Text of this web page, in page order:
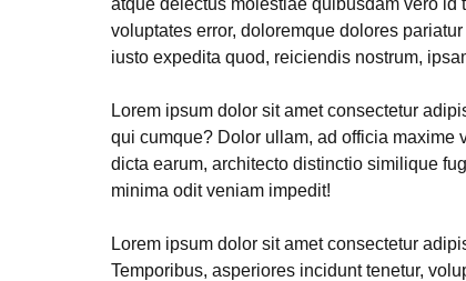
voluptates error, doloremque dolores
iusto expedita quod, reiciendis nostrum,
Lorem ipsum dolor sit amet consectetur
qui cumque? Dolor ullam, ad officia maxime
dicta earum, architecto distinctio similique
minima odit veniam impedit!
Lorem ipsum dolor sit amet consectetur
Temporibus, asperiores incidunt tenetur,